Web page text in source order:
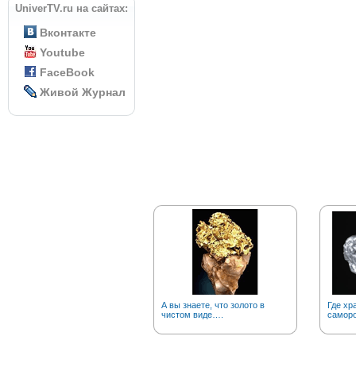
UniverTV.ru на сайтах:
Вконтакте
Youtube
FaceBook
Живой Журнал
А вы знаете, что золото в
чистом виде….
Где